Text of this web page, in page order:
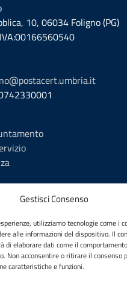
Gestisci Consenso
utilizziamo tecnologie come i
alle informazioni del dispositivo. Il
di elaborare dati come il
Non acconsentire o ritirare il consenso
caratteristiche e funzioni.
10, 06034 Foligno (PG)